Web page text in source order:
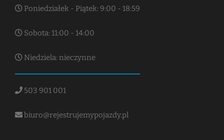
Poniedziałek - Piątek: 9:00 - 18:59
Sobota: 11:00 - 14:00
Niedziela: nieczynne
503 901 001
biuro@rejestrujemypojazdy.pl